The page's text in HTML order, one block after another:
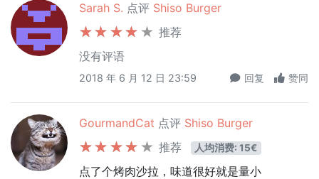
Sarah S. 点评 Shiso Burger
推荐
没有评语
2018 年 6 月 12 日 23:59 回复 赞同
GourmandCat 点评 Shiso Burger
推荐
人均消费: 15€
点了个烤肉沙拉，味道很好就是量小